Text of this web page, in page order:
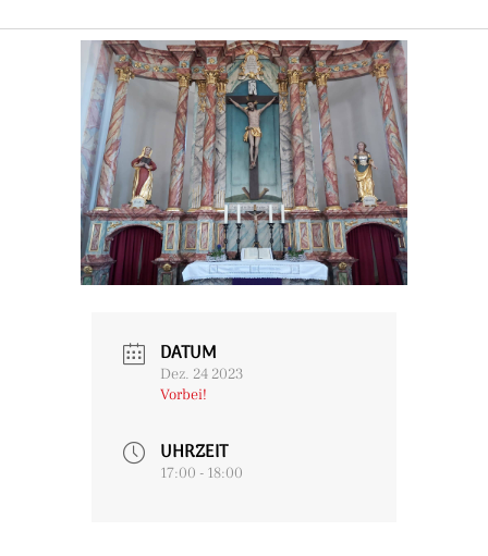
DATUM
Dez. 24 2023
Vorbei!
UHRZEIT
17:00 - 18:00